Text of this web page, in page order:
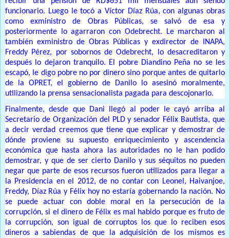
funcionario. Luego le tocó a Víctor Díaz Rúa, con algunas obras
como exministro de Obras Públicas, se salvó de esa y
posteriormente lo agarraron con Odebrecht. Le marcharon al
también exministro de Obras Públicas y exdirector de INAPA,
Freddy Pérez, por sobornos de Odebrecht, lo desacreditaron y
después lo dejaron tranquilo. El pobre Diandino Peña no se les
escapó, le digo pobre no por dinero sino porque antes de quitarlo
de la OPRET, el gobierno de Danilo lo asesinó moralmente,
utilizando la prensa sensacionalista pagada para descojonarlo.
Finalmente, desde que Dani llegó al poder le cayó arriba al
Secretario de Organización del PLD y senador Félix Bautista, que
a decir verdad creemos que tiene que explicar y demostrar de
dónde proviene su supuesto enriquecimiento y ascendencia
económica que hasta ahora las autoridades no le han podido
demostrar, y que de ser cierto Danilo y sus séquitos no pueden
negar que parte de esos recursos fueron utilizados para llegar a
la Presidencia en el 2012, de no contar con Leonel, Haivanjoe,
Freddy, Díaz Rúa y Félix hoy no estaría gobernando la nación. No
se puede actuar con doble moral en la persecución de la
corrupción, si el dinero de Félix es mal habido porque es fruto de
la corrupción, son igual de corruptos los que lo reciben esos
dineros a sabiendas de que la adquisición de los mismos es